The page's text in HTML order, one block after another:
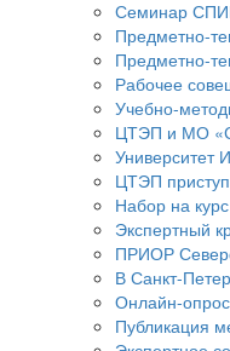
Семинар
Предметно-
Предметно-
Рабочее
Учебно-
ЦТЭП и МО
Университет
ЦТЭП
Набор на
Экспертный
ПРИОР
В Санкт-
Онлайн-
Публикация